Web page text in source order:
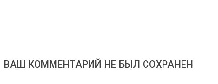
ВАШ КОММЕНТАРИЙ НЕ БЫЛ СОХРАНЕН